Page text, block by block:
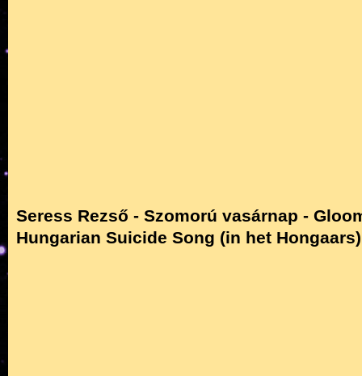
Seress Rezső - Szomorú vasárnap -
Hungarian Suicide Song (in het